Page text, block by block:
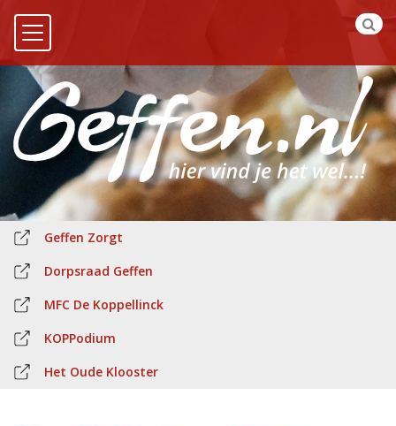
Geffen Zorgt
Dorpsraad Geffen
MFC De Koppellinck
KOPPodium
Het Oude Klooster